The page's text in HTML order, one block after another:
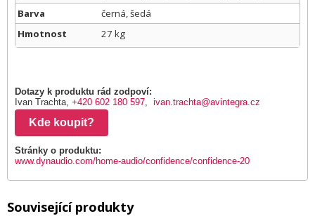
Barva
černá, šedá
Hmotnost
27 kg
Dotazy k produktu rád zodpoví:
Ivan Trachta, +420 602 180 597, ivan.trachta@avintegra.cz
Kde koupit?
Stránky o produktu:
www.dynaudio.com/home-audio/confidence/confidence-20
Související produkty